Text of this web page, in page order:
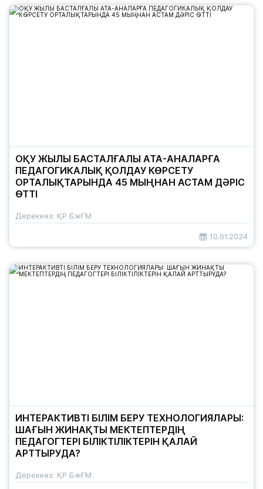
ОҚУ ЖЫЛЫ БАСТАЛҒАЛЫ АТА-АНАЛАРҒА
ПЕДАГОГИКАЛЫҚ ҚОЛДАУ КӨРСЕТУ
ОРТАЛЫҚТАРЫНДА 45 МЫҢНАН АСТАМ ДӘРІС
ӨТТІ
Дереккөз: ҚР БжҒМ
10.01.2024
ИНТЕРАКТИВТІ БІЛІМ БЕРУ ТЕХНОЛОГИЯЛАРЫ:
ШАҒЫН ЖИНАҚТЫ МЕКТЕПТЕРДІҢ
ПЕДАГОГТЕРІ БІЛІКТІЛІКТЕРІН ҚАЛАЙ
АРТТЫРУДА?
Дереккөз: ҚР БжҒМ